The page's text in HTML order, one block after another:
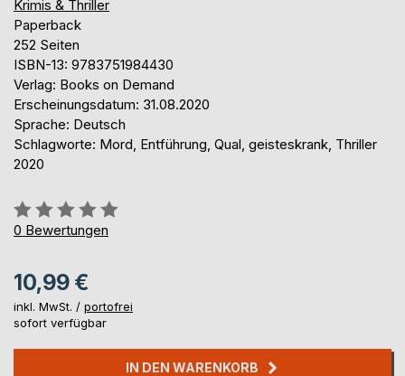
Krimis & Thriller
Paperback
252 Seiten
ISBN-13: 9783751984430
Verlag: Books on Demand
Erscheinungsdatum: 31.08.2020
Sprache: Deutsch
Schlagworte: Mord, Entführung, Qual, geisteskrank, Thriller
2020
Bewertung::
0%
0 Bewertungen
10,99 €
inkl. MwSt. / portofrei
sofort verfügbar
IN DEN WARENKORB